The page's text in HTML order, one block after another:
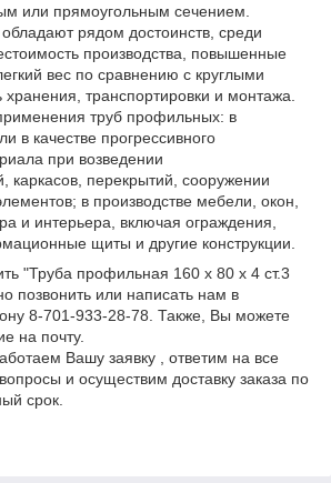
или прямоугольным сечением.
рядом достоинств, среди
производства, повышенные
вес по сравнению с круглыми
хранения, транспортировки и монтажа.
труб профильных: в
в качестве прогрессивного
при возведении
каркасов, перекрытий, сооружении
в производстве мебели, окон,
и интерьера, включая ограждения,
щиты и другие конструкции.
"Труба профильная 160 х 80 х 4 ст.3
позвонить или написать нам в
8-701-933-28-78. Также, Вы можете
на почту.
Вашу заявку , ответим на все
и осуществим доставку заказа по
срок.